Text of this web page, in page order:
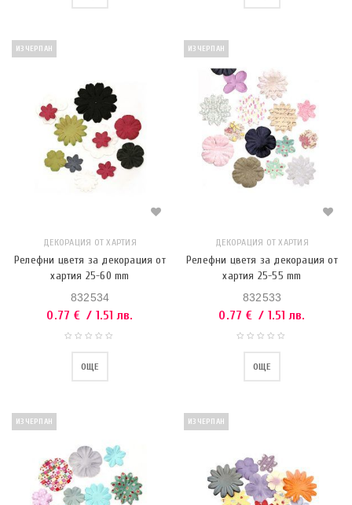
ИЗЧЕРПАН
ДЕКОРАЦИЯ ОТ ХАРТИЯ
Релефни цветя за декорация от
хартия 25-60 mm
832534
0.77 € / 1.51 лв.
ОЩЕ
ИЗЧЕРПАН
ДЕКОРАЦИЯ ОТ ХАРТИЯ
Релефни цветя за декорация от
хартия 25-55 mm
832533
0.77 € / 1.51 лв.
ОЩЕ
ИЗЧЕРПАН ИЗЧЕРПАН